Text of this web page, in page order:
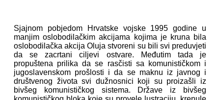
Sjajnom pobjedom Hrvatske vojske 1995 godine u
manjim oslobodilačkim akcijama kojima je kruna bila
oslobodilačka akcija Oluja stvoreni su bili svi preduvjeti
da se zacrtani ciljevi ostvare. Međutim tada je
propuštena prilika da se rasčisti sa komunističkom i
jugoslavenskom prošlosti i da se maknu iz javnog i
društvenog života svi dužnosnici koji su proizašli iz
bivšeg komunističkog sistema. Države iz bivšeg